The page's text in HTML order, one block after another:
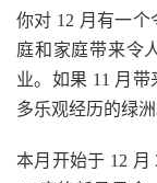
你对 12 月有一
庭和家庭带来令
业。如果 11 月
多乐观经历的绿
本月开始于 12